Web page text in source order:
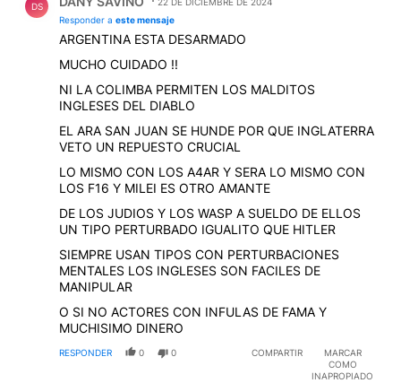
DS
Responder a este mensaje
ARGENTINA ESTA DESARMADO
MUCHO CUIDADO !!
NI LA COLIMBA PERMITEN LOS MALDITOS
INGLESES DEL DIABLO
EL ARA SAN JUAN SE HUNDE POR QUE INGLATERRA
VETO UN REPUESTO CRUCIAL
LO MISMO CON LOS A4AR Y SERA LO MISMO CON
LOS F16 Y MILEI ES OTRO AMANTE
DE LOS JUDIOS Y LOS WASP A SUELDO DE ELLOS
UN TIPO PERTURBADO IGUALITO QUE HITLER
SIEMPRE USAN TIPOS CON PERTURBACIONES
MENTALES LOS INGLESES SON FACILES DE
MANIPULAR
O SI NO ACTORES CON INFULAS DE FAMA Y
MUCHISIMO DINERO
RESPONDER 0 0 COMPARTIR
MARCAR
COMO
INAPROPIADO